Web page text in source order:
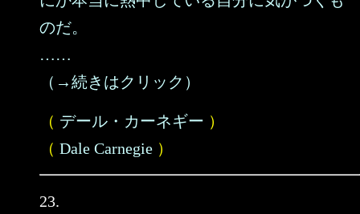
のだ。
……
（→続きはクリック）
（ デール・カーネギー ）
（ Dale Carnegie ）
23.